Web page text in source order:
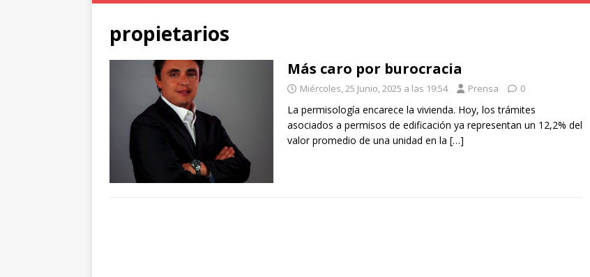
propietarios
Más caro por burocracia
Miércoles, 25 Junio, 2025 a las 19:54 Prensa 0
La permisología encarece la vivienda. Hoy, los trámites
asociados a permisos de edificación ya representan un 12,2% del
valor promedio de una unidad en la […]